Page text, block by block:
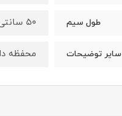
طول سیم ۵۰ سانتی‌متر
سایر توضیحات محفظه